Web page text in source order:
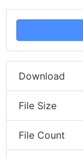
Download
File Size
File Count